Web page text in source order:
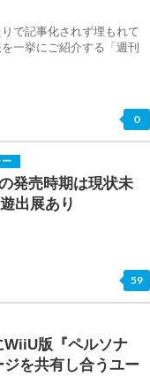
で記事化されず埋もれて
一挙にご紹介する「週刊
0
ー
発売時期は現状未
出展あり
59
WiiU版『ペルソナ
を共有し合うユー